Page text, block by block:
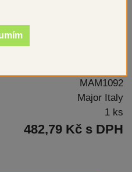
MAM1092
Major Italy
1 ks
482,79 Kč s DPH